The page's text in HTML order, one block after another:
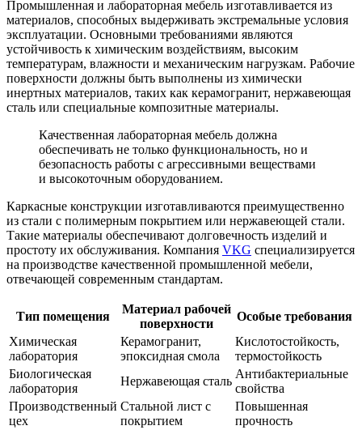
Промышленная и лабораторная мебель изготавливается из
материалов, способных выдерживать экстремальные условия
эксплуатации. Основными требованиями являются
устойчивость к химическим воздействиям, высоким
температурам, влажности и механическим нагрузкам. Рабочие
поверхности должны быть выполнены из химически
инертных материалов, таких как керамогранит, нержавеющая
сталь или специальные композитные материалы.
Качественная лабораторная мебель должна
обеспечивать не только функциональность, но и
безопасность работы с агрессивными веществами
и высокоточным оборудованием.
Каркасные конструкции изготавливаются преимущественно
из стали с полимерным покрытием или нержавеющей стали.
Такие материалы обеспечивают долговечность изделий и
простоту их обслуживания. Компания VKG специализируется
на производстве качественной промышленной мебели,
отвечающей современным стандартам.
Тип помещения
Материал рабочей
поверхности
Особые требования
Химическая
лаборатория
Керамогранит,
эпоксидная смола
Кислотостойкость,
термостойкость
Биологическая
лаборатория
Нержавеющая сталь
Антибактериальные
свойства
Производственный
цех
Стальной лист с
покрытием
Повышенная
прочность